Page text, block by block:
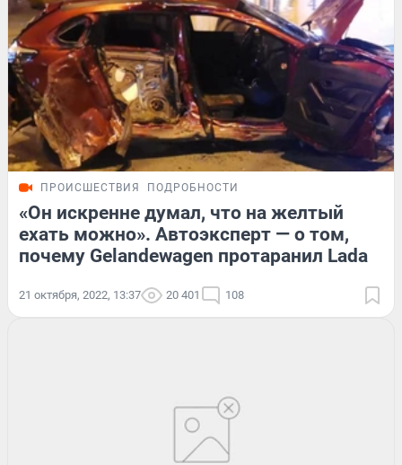
ПРОИСШЕСТВИЯ ПОДРОБНОСТИ
«Он искренне думал, что на желтый
ехать можно». Автоэксперт — о том,
почему Gelandewagen протаранил Lada
21 октября, 2022, 13:37 20 401 108